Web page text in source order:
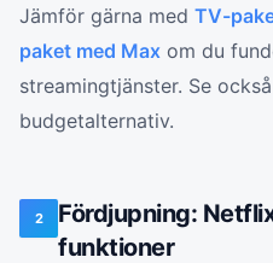
Jämför gärna med TV-
paket med Max om du
streamingtjänster. Se också
budgetalternativ.
2
Fördjupning:
funktioner